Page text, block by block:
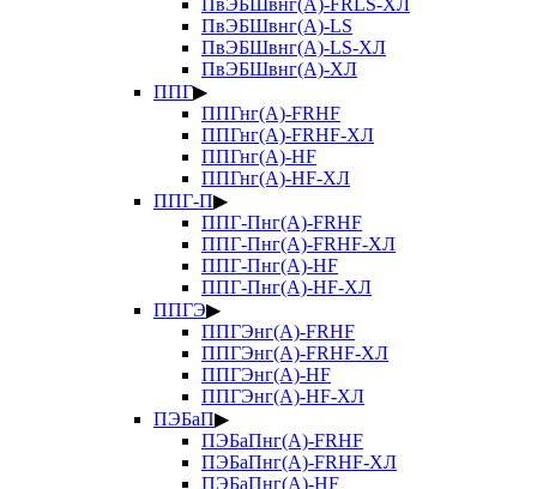
ПвЭБШвнг(А)-FRLS-ХЛ
ПвЭБШвнг(А)-LS
ПвЭБШвнг(А)-LS-ХЛ
ПвЭБШвнг(А)-ХЛ
ППГ▶
ППГнг(А)-FRHF
ППГнг(А)-FRHF-ХЛ
ППГнг(А)-HF
ППГнг(А)-HF-ХЛ
ППГ-П▶
ППГ-Пнг(А)-FRHF
ППГ-Пнг(А)-FRHF-ХЛ
ППГ-Пнг(А)-HF
ППГ-Пнг(А)-HF-ХЛ
ППГЭ▶
ППГЭнг(А)-FRHF
ППГЭнг(А)-FRHF-ХЛ
ППГЭнг(А)-HF
ППГЭнг(А)-HF-ХЛ
ПЭБаП▶
ПЭБаПнг(А)-FRHF
ПЭБаПнг(А)-FRHF-ХЛ
ПЭБаПнг(А)-HF